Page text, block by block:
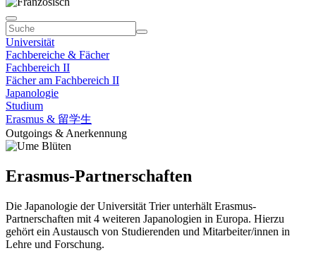
Universität
Fachbereiche & Fächer
Fachbereich II
Fächer am Fachbereich II
Japanologie
Studium
Erasmus & 留学生
Outgoings & Anerkennung
Erasmus-Partnerschaften
Die Japanologie der Universität Trier unterhält Erasmus-
Partnerschaften mit 4 weiteren Japanologien in Europa. Hierzu
gehört ein Austausch von Studierenden und Mitarbeiter/innen in
Lehre und Forschung.